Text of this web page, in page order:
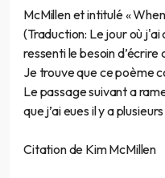
McMillen et intitulé «
(Traduction: Le jour où j'ai
ressenti le besoin d’écrire
Je trouve que ce poème
Le passage suivant a
que j’ai eues il y a
Citation de Kim McMillen